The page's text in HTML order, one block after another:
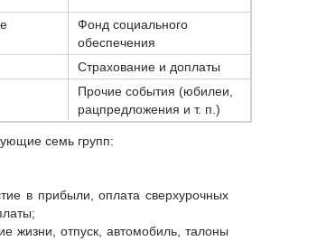
Фонд социального
обеспечения
Страхование и доплаты
Прочие события (юбилеи,
рацпредложения и т. п.)
семь групп:
в прибыли, оплата сверхурочных
жизни, отпуск, автомобиль, талоны